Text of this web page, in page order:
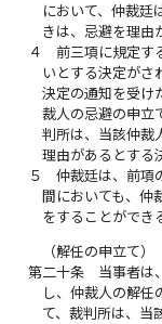
において、仲裁廷
きは、忌避を理由
４
前三項に規定す
いとする決定がさ
決定の通知を受け
裁人の忌避の申立
判所は、当該仲裁
理由があるとする
５
仲裁廷は、前項
間においても、仲
をすることができ
（解任の申立て）
第二十条
当事者は
し、仲裁人の解任
て、裁判所は、当